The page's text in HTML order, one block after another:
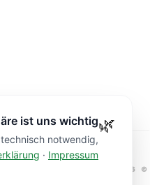
©
2026
🌿
ist uns wichtig
notwendig,
· Impressum